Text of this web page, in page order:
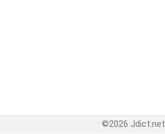
©2026 Jdict.net